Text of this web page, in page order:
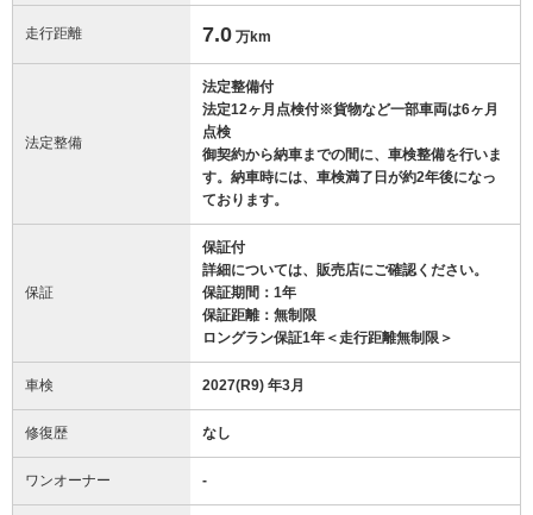
走行距離 7.0 万km
法定整備
法定整備付
法定12ヶ月点検付※貨物など一部車両は6ヶ月
点検
御契約から納車までの間に、車検整備を行いま
す。納車時には、車検満了日が約2年後になっ
ております。
保証
保証付
詳細については、販売店にご確認ください。
保証期間：1年
保証距離：無制限
ロングラン保証1年＜走行距離無制限＞
車検 2027(R9) 年3月
修復歴 なし
ワンオーナー -